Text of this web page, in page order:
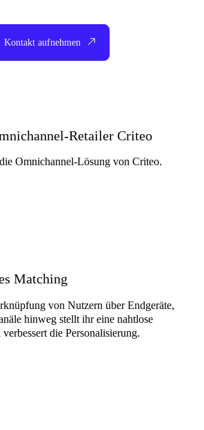
Kontakt aufnehmen
Retailer Criteo
Omnichannel-Lösung von Criteo.
Matching
von Nutzern über Endgeräte,
hinweg stellt ihr eine nahtlose
die Personalisierung.